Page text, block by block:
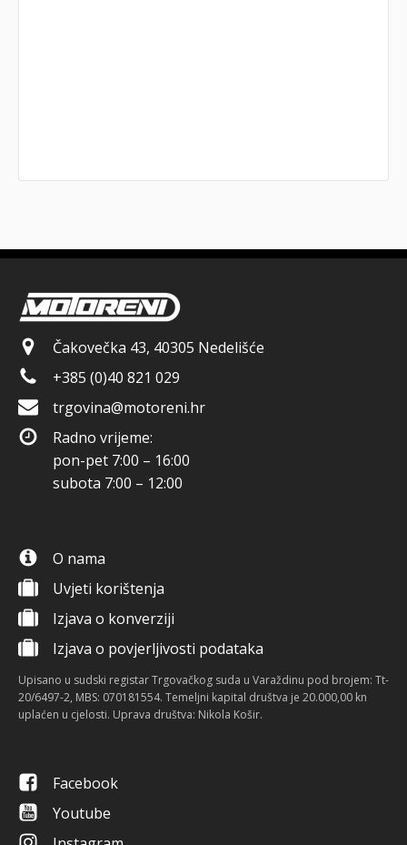
Čakovečka 43, 40305 Nedelišće
+385 (0)40 821 029
trgovina@motoreni.hr
Radno vrijeme:
pon-pet 7:00 – 16:00
subota 7:00 – 12:00
O nama
Uvjeti korištenja
Izjava o konverziji
Izjava o povjerljivosti podataka
Upisano u sudski registar Trgovačkog suda u Varaždinu pod brojem: Tt-
20/6497-2, MBS: 070181554. Temeljni kapital društva je 20.000,00 kn
uplaćen u cjelosti. Uprava društva: Nikola Košir.
Facebook
Youtube